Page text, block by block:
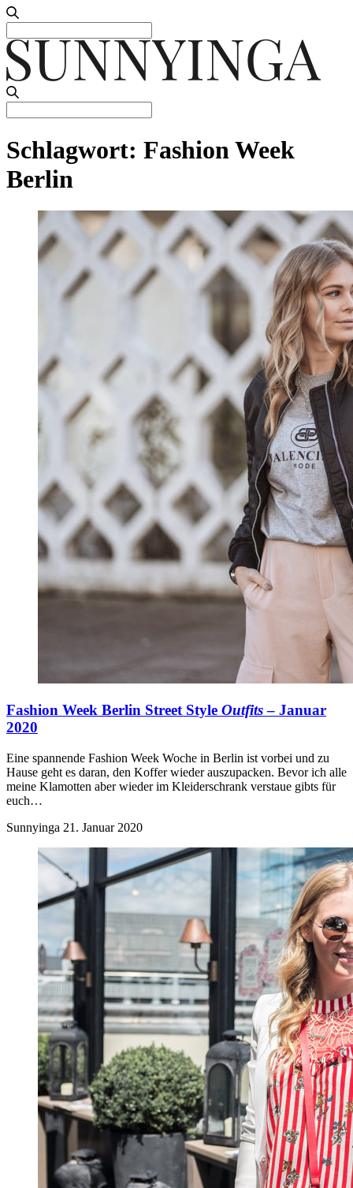
for:
for:
Schlagwort: Fashion Week
Berlin
Fashion Week Berlin Street Style Outfits– Januar
2020
Eine spannende Fashion Week Woche in Berlin ist vorbei und zu
Hause geht es daran, den Koffer wieder auszupacken. Bevor ich alle
meine Klamotten aber wieder im Kleiderschrank verstaue gibts für
euch…
Sunnyinga 21. Januar 2020